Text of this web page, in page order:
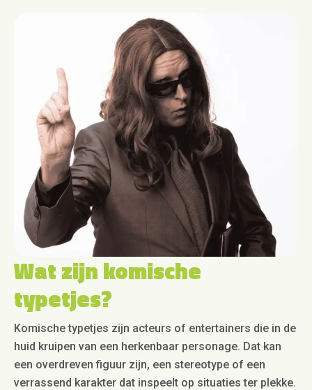
Wat zijn komische
typetjes?
Komische typetjes zijn acteurs of entertainers die in de
huid kruipen van een herkenbaar personage. Dat kan
een overdreven figuur zijn, een stereotype of een
verrassend karakter dat inspeelt op situaties ter plekke.